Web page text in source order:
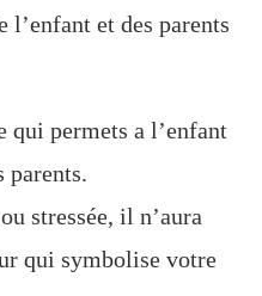
l’enfant et des parents
qui permets a l’enfant
parents.
stressée, il n’aura
qui symbolise votre